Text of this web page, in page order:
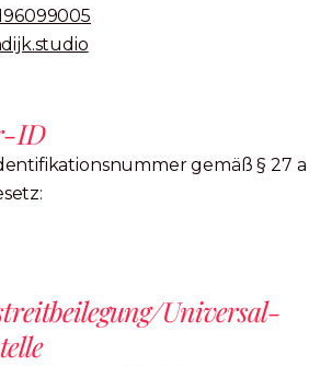
ID
gemäß § 27 a
Universal­